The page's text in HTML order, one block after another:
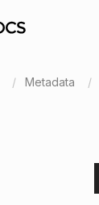
Metadata